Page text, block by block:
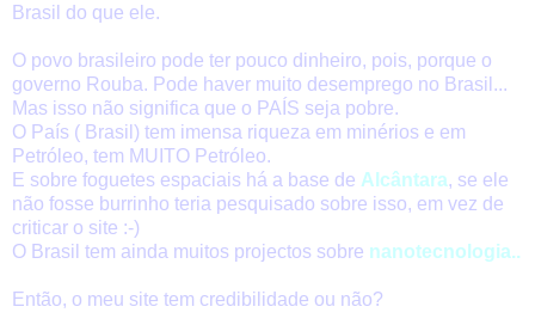
Brasil do que ele.
O povo brasileiro pode ter pouco dinheiro, pois, porque o
governo Rouba. Pode haver muito desemprego no Brasil...
Mas isso não significa que o PAÍS seja pobre.
O País ( Brasil) tem imensa riqueza em minérios e em
Petróleo, tem MUITO Petróleo.
E sobre foguetes espaciais há a base de Alcântara, se ele
não fosse burrinho teria pesquisado sobre isso, em vez de
criticar o site :-)
O Brasil tem ainda muitos projectos sobre nanotecnologia..
Então, o meu site tem credibilidade ou não?